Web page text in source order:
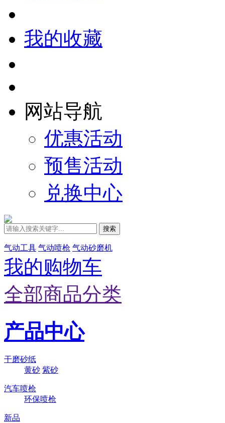
我的收藏
网站导航
优惠活动
预售活动
兑换中心
搜索
气动工具 气动喷枪 气动砂磨机
我的购物车
全部商品分类
产品中心
干磨砂纸
黄砂 紫砂
汽车喷枪
环保喷枪
新品